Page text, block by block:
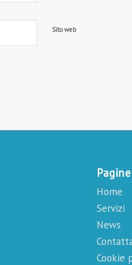
Sito web
Pagine
Home
Servizi
News
Cookie